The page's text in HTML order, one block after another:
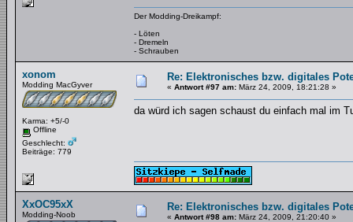
Der Modding-Dreikampf:
- Löten
- Dremeln
- Schrauben
xonom
Modding MacGyver
Karma: +5/-0
Offline
Geschlecht:
Beiträge: 779
Re: Elektronisches bzw. digitales
« Antwort #97 am: März 24, 2009, 18:21:28 »
da würd ich sagen schaust du einfach mal im
XxOC95xX
Modding-Noob
Re: Elektronisches bzw. digitales
« Antwort #98 am: März 24, 2009, 21:20:40 »